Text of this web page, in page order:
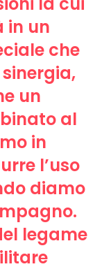
in un
che
un
al
in
l’uso
diamo
legame